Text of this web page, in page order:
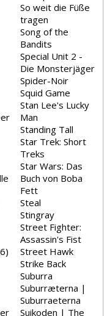
So weit die Füße
tragen
Song of the
Bandits
Special Unit 2 -
Die Monsterjäger
Spider-Noir
Squid Game
Stan Lee's Lucky
Man
Standing Tall
Star Trek: Short
Treks
Star Wars: Das
Buch von Boba
Fett
Steal
Stingray
Street Fighter:
Assassin's Fist
Street Hawk
Strike Back
Suburra
Suburræterna |
Suburraeterna
Suikoden | The